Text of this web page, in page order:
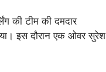
की टीम की दमदार
इस दौरान एक ओवर सुरेश